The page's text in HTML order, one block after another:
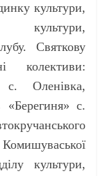
культури,
культури,
Святкову
колективи:
с. Оленівка,
«Берегиня» с.
культури,